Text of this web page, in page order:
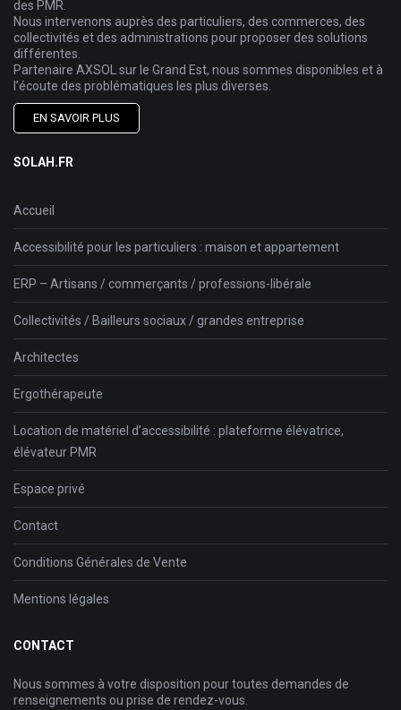
des PMR.
Nous intervenons auprès des particuliers, des commerces, des
collectivités et des administrations pour proposer des solutions
différentes.
Partenaire AXSOL sur le Grand Est, nous sommes disponibles et à
l’écoute des problématiques les plus diverses.
EN SAVOIR PLUS
SOLAH.FR
Accueil
Accessibilité pour les particuliers : maison et appartement
ERP – Artisans / commerçants / professions-libérale
Collectivités / Bailleurs sociaux / grandes entreprise
Architectes
Ergothérapeute
Location de matériel d’accessibilité : plateforme élévatrice,
élévateur PMR
Espace privé
Contact
Conditions Générales de Vente
Mentions légales
CONTACT
Nous sommes à votre disposition pour toutes demandes de
renseignements ou prise de rendez-vous.